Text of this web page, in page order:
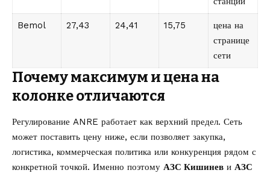
Bemol 27,43 24,41 15,75
цена на
странице
сети
Почему максимум и цена на
колонке отличаются
Регулирование ANRE работает как верхний предел. Сеть
может поставить цену ниже, если позволяет закупка,
логистика, коммерческая политика или конкуренция рядом с
конкретной точкой. Именно поэтому АЗС Кишинев и АЗС